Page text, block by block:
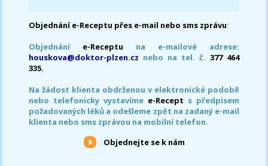
Objednání e-Receptu přes e-mail nebo sms zprávu:
Objednání e-Receptu na e-mailové adrese:
houskova@doktor-plzen.cz nebo na tel. č. 377 464
335.
Na žádost klienta obdrženou v elektronické podobě
nebo telefonicky vystavíme e-Recept s předpisem
požadovaných léků a odešleme zpět na zadaný e-mail
klienta nebo sms zprávou na mobilní telefon.
Objednejte se k nám